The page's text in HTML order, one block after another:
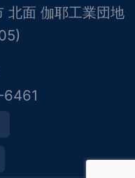
北面 伽耶工業団地